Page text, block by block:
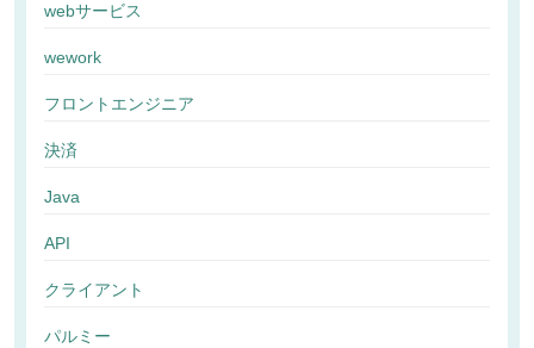
webサービス
wework
フロントエンジニア
決済
Java
API
クライアント
パルミー